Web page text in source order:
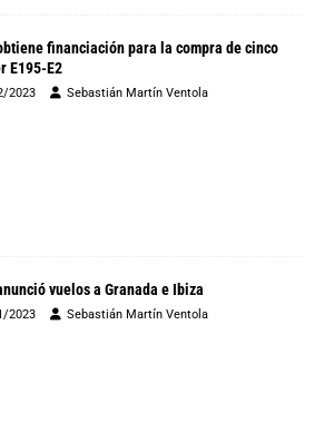
financiación para la compra de cinco
E195-E2
2023 Sebastián Martín Ventola
vuelos a Granada e Ibiza
2023 Sebastián Martín Ventola